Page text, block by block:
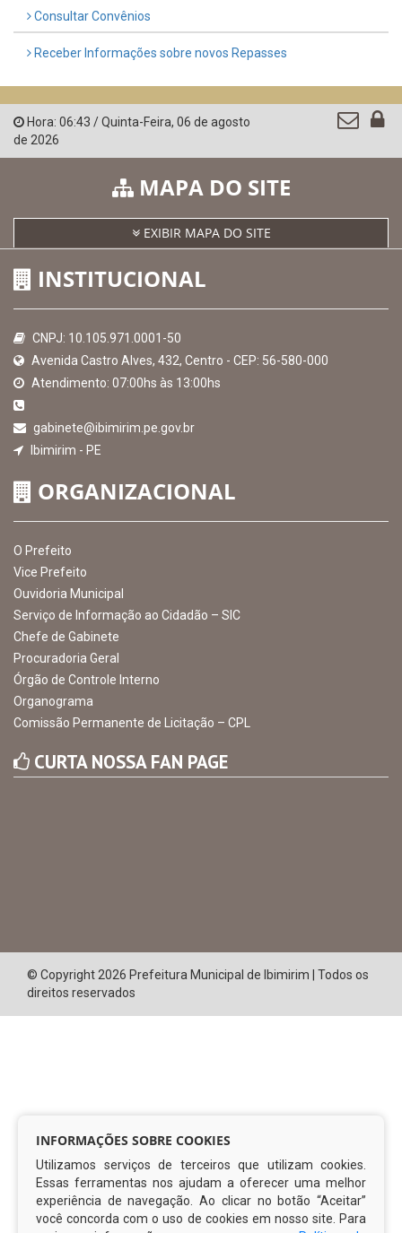
Consultar Convênios
Receber Informações sobre novos Repasses
Hora: 06:43 /Quinta-Feira, 06 de agosto
de 2026
MAPA DO SITE
EXIBIR MAPA DO SITE
INSTITUCIONAL
CNPJ: 10.105.971.0001-50
Avenida Castro Alves, 432, Centro - CEP: 56-580-000
Atendimento: 07:00hs às 13:00hs
gabinete@ibimirim.pe.gov.br
Ibimirim - PE
ORGANIZACIONAL
O Prefeito
Vice Prefeito
Ouvidoria Municipal
Serviço de Informação ao Cidadão – SIC
Chefe de Gabinete
Procuradoria Geral
Órgão de Controle Interno
Organograma
Comissão Permanente de Licitação – CPL
CURTA NOSSA FAN PAGE
© Copyright 2026 Prefeitura Municipal de Ibimirim | Todos os
direitos reservados
INFORMAÇÕES SOBRE COOKIES
Utilizamos serviços de terceiros que utilizam cookies.
Essas ferramentas nos ajudam a oferecer uma melhor
experiência de navegação. Ao clicar no botão “Aceitar”
você concorda com o uso de cookies em nosso site. Para